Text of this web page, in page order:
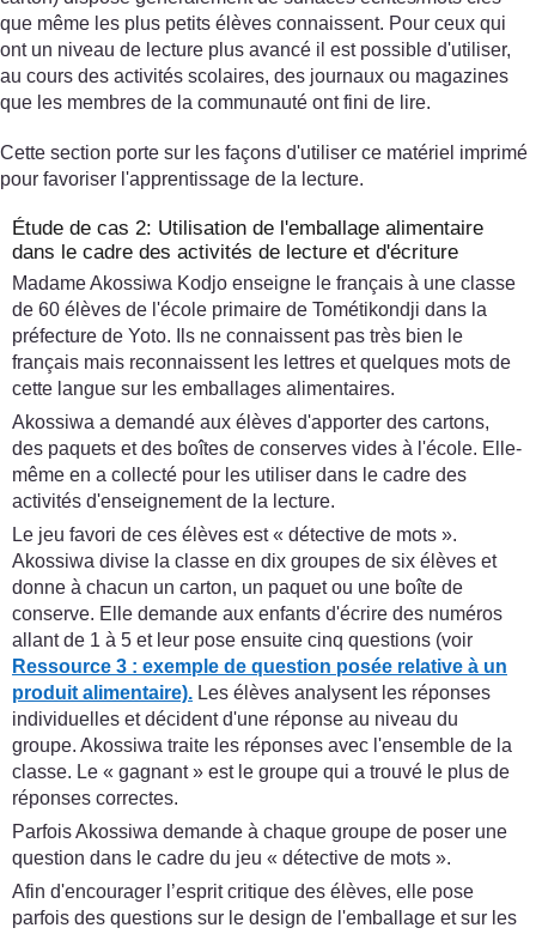
que même les plus petits élèves connaissent. Pour ceux qui
ont un niveau de lecture plus avancé il est possible d'utiliser,
au cours des activités scolaires, des journaux ou magazines
que les membres de la communauté ont fini de lire.
Cette section porte sur les façons d'utiliser ce matériel imprimé
pour favoriser l'apprentissage de la lecture.
Étude de cas 2: Utilisation de l'emballage alimentaire
dans le cadre des activités de lecture et d'écriture
Madame Akossiwa Kodjo enseigne le français à une classe
de 60 élèves de l'école primaire de Tométikondji dans la
préfecture de Yoto. Ils ne connaissent pas très bien le
français mais reconnaissent les lettres et quelques mots de
cette langue sur les emballages alimentaires.
Akossiwa a demandé aux élèves d'apporter des cartons,
des paquets et des boîtes de conserves vides à l'école. Elle-
même en a collecté pour les utiliser dans le cadre des
activités d'enseignement de la lecture.
Le jeu favori de ces élèves est « détective de mots ».
Akossiwa divise la classe en dix groupes de six élèves et
donne à chacun un carton, un paquet ou une boîte de
conserve. Elle demande aux enfants d'écrire des numéros
allant de 1 à 5 et leur pose ensuite cinq questions (voir
Ressource 3 : exemple de question posée relative à un
produit alimentaire). Les élèves analysent les réponses
individuelles et décident d'une réponse au niveau du
groupe. Akossiwa traite les réponses avec l'ensemble de la
classe. Le « gagnant » est le groupe qui a trouvé le plus de
réponses correctes.
Parfois Akossiwa demande à chaque groupe de poser une
question dans le cadre du jeu « détective de mots ».
Afin d'encourager l’esprit critique des élèves, elle pose
parfois des questions sur le design de l'emballage et sur les